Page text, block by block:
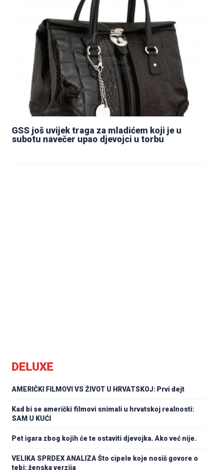
GSS još uvijek traga za mladićem koji je u
subotu navečer upao djevojci u torbu
DELUXE
AMERIČKI FILMOVI VS ŽIVOT U HRVATSKOJ: Prvi dejt
Kad bi se američki filmovi snimali u hrvatskoj realnosti:
SAM U KUĆI
Pet igara zbog kojih će te ostaviti djevojka. Ako već nije.
VELIKA SPRDEX ANALIZA Što cipele koje nosiš govore o
tebi: ženska verzija